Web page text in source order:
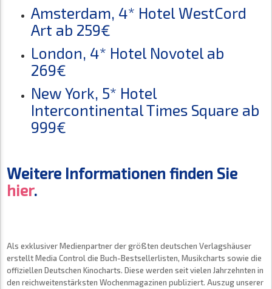
Amsterdam, 4* Hotel WestCord
Art ab 259€
London, 4* Hotel Novotel ab
269€
New York, 5* Hotel
Intercontinental Times Square ab
999€
Weitere Informationen finden Sie
hier.
Als exklusiver Medienpartner der größten deutschen Verlagshäuser
erstellt Media Control die Buch-Bestsellerlisten, Musikcharts sowie die
offiziellen Deutschen Kinocharts. Diese werden seit vielen Jahrzehnten in
den reichweitenstärksten Wochenmagazinen publiziert. Auszug unserer